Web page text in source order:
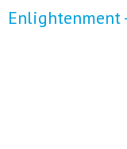
Enlightenment